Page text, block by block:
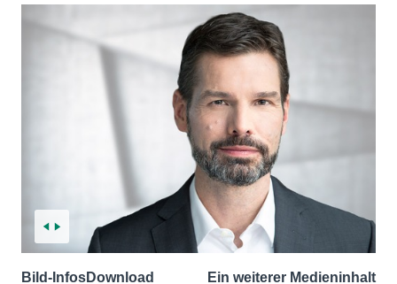
Bild-InfosDownload Ein weiterer Medieninhalt